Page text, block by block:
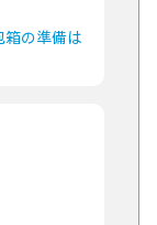
箱の準備は